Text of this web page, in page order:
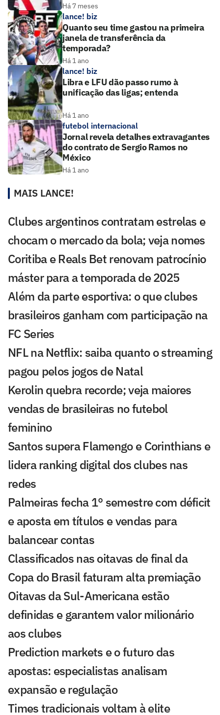
Há 7 meses
lance! biz
Quanto seu time gastou na primeira
janela de transferência da
temporada?
Há 1 ano
lance! biz
Libra e LFU dão passo rumo à
unificação das ligas; entenda
Há 1 ano
futebol internacional
Jornal revela detalhes extravagantes
do contrato de Sergio Ramos no
México
Há 1 ano
MAIS LANCE!
Clubes argentinos contratam estrelas e
chocam o mercado da bola; veja nomes
Coritiba e Reals Bet renovam patrocínio
máster para a temporada de 2025
Além da parte esportiva: o que clubes
brasileiros ganham com participação na
FC Series
NFL na Netflix: saiba quanto o streaming
pagou pelos jogos de Natal
Kerolin quebra recorde; veja maiores
vendas de brasileiras no futebol
feminino
Santos supera Flamengo e Corinthians e
lidera ranking digital dos clubes nas
redes
Palmeiras fecha 1° semestre com déficit
e aposta em títulos e vendas para
balancear contas
Classificados nas oitavas de final da
Copa do Brasil faturam alta premiação
Oitavas da Sul-Americana estão
definidas e garantem valor milionário
aos clubes
Prediction markets e o futuro das
apostas: especialistas analisam
expansão e regulação
Times tradicionais voltam à elite